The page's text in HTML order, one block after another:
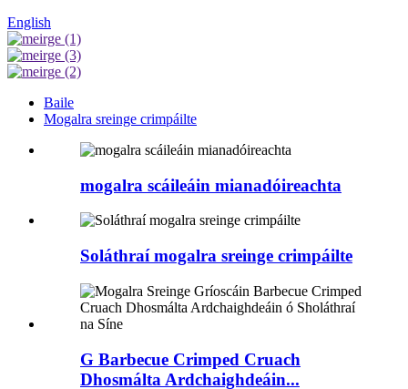
English
Baile
Mogalra sreinge crimpáilte
mogalra scáileáin mianadóireachta
Soláthraí mogalra sreinge crimpáilte
G Barbecue Crimped Cruach
Dhosmálta Ardchaighdeáin...